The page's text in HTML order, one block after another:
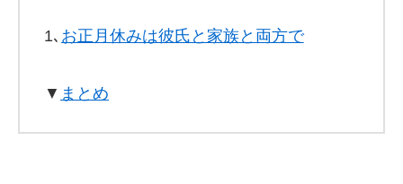
1､ お正月休みは彼氏と家族と両方で
▼ まとめ